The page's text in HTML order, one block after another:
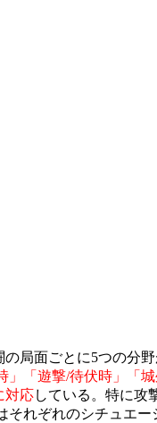
の局面ごとに5つの分
」「遊撃/待伏時」「
対応している。特に攻
それぞれのシチュエー